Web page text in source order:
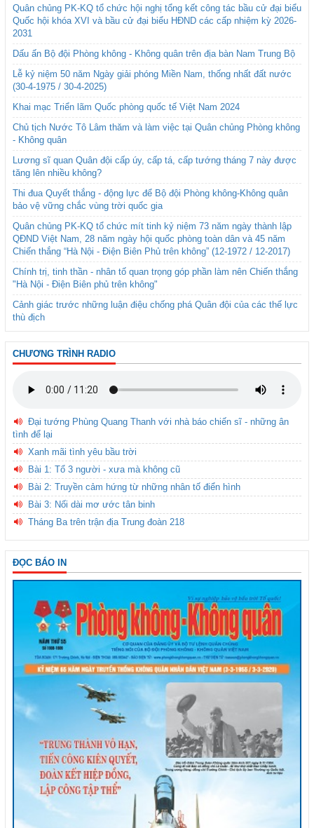
Quân chủng PK-KQ tổ chức hội nghị tổng kết công tác bầu cử đại biểu
Quốc hội khóa XVI và bầu cử đại biểu HĐND các cấp nhiệm kỳ 2026-
2031
Dấu ấn Bộ đội Phòng không - Không quân trên địa bàn Nam Trung Bộ
Lễ kỷ niệm 50 năm Ngày giải phóng Miền Nam, thống nhất đất nước
(30-4-1975 / 30-4-2025)
Khai mạc Triển lãm Quốc phòng quốc tế Việt Nam 2024
Chủ tịch Nước Tô Lâm thăm và làm việc tại Quân chủng Phòng không
- Không quân
Lương sĩ quan Quân đội cấp úy, cấp tá, cấp tướng tháng 7 này được
tăng lên nhiều không?
Thi đua Quyết thắng - động lực để Bộ đội Phòng không-Không quân
bảo vệ vững chắc vùng trời quốc gia
Quân chủng PK-KQ tổ chức mít tinh kỷ niệm 73 năm ngày thành lập
QĐND Việt Nam, 28 năm ngày hội quốc phòng toàn dân và 45 năm
Chiến thắng “Hà Nội - Điện Biên Phủ trên không” (12-1972 / 12-2017)
Chính trị, tinh thần - nhân tố quan trọng góp phần làm nên Chiến thắng
"Hà Nội - Điện Biên phủ trên không"
Cảnh giác trước những luận điệu chống phá Quân đội của các thế lực
thù địch
CHƯƠNG TRÌNH RADIO
Đại tướng Phùng Quang Thanh với nhà báo chiến sĩ - những ân
tình để lại
Xanh mãi tình yêu bầu trời
Bài 1: Tổ 3 người - xưa mà không cũ
Bài 2: Truyền cảm hứng từ những nhân tố điển hình
Bài 3: Nối dài mơ ước tân binh
Tháng Ba trên trận địa Trung đoàn 218
ĐỌC BÁO IN